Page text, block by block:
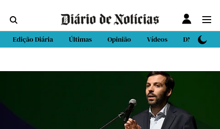
Edição Diária Últimas Opinião Vídeos DN Sport